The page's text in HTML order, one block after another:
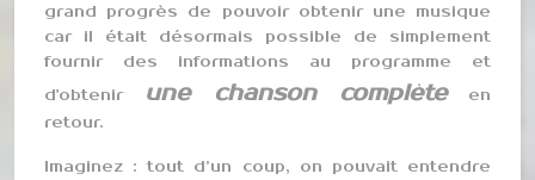
grand progrès de pouvoir obtenir une musique
car il était désormais possible de simplement
fournir des informations au programme et
d'obtenir
une chanson complèteen
retour.
Imaginez : tout d’un coup, on pouvait entendre